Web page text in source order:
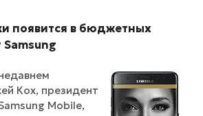
появится в бюджетных
Кох, президент
Mobile,